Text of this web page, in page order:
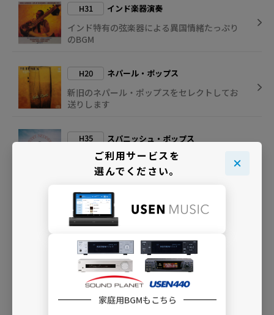
H31 インド楽器演奏
インド特有の弦楽器による異国情緒たっぷり
のBGM
H20 ネパール・ポップス
新旧のネパール・ポップスをセレクトしてお
送りします
H35 スパニッシュ・ポップス
スペイン語による新旧のポップスをセレクト
D35 イタリアン・ポップス
１日の時間の流れに合わせた選曲で、イタリ
ご利用サービスを
選んでください。
家庭用BGMもこちら